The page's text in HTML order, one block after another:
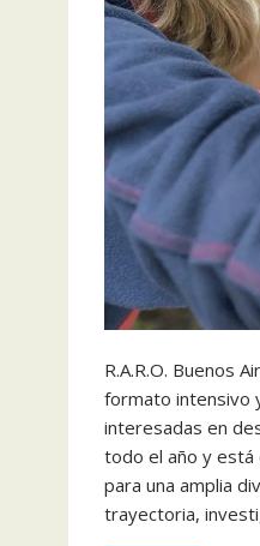
R.A.R.O. Buenos
formato intensivo
interesadas en
todo el año y está
para una amplia
trayectoria,